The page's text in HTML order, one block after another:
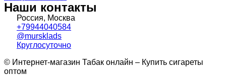
Наши контакты
Россия, Москва
+79944040584
@mursklads
Круглосуточно
© Интернет-магазин Табак онлайн – Купить сигареты
оптом